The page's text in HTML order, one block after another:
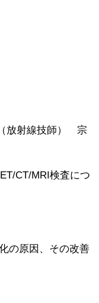
放射線技師） 宗
CT/MRI検査につ
の原因、その改善